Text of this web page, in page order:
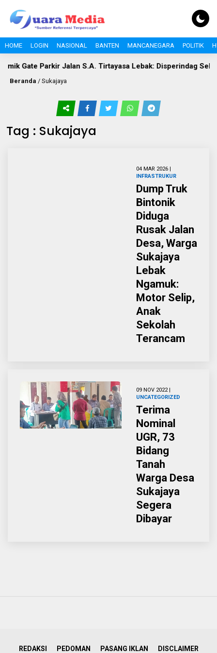
HOME LOGIN NASIONAL BANTEN MANCANEGARA POLITIK
Gate Parkir Jalan S.A. Tirtayasa Lebak: Disperindag Sebut
Beranda / Sukajaya
Tag : Sukajaya
04 MAR 2026 |
INFRASTRUKUR
Dump Truk
Bintonik
Diduga
Rusak Jalan
Desa, Warga
Sukajaya
Lebak
Ngamuk:
Motor Selip,
Anak
Sekolah
Terancam
09 NOV 2022 |
UNCATEGORIZED
Terima
Nominal
UGR, 73
Bidang
Tanah
Warga Desa
Sukajaya
Segera
Dibayar
REDAKSI PEDOMAN PASANG IKLAN DISCLAIMER